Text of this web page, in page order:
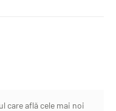
care află cele mai noi